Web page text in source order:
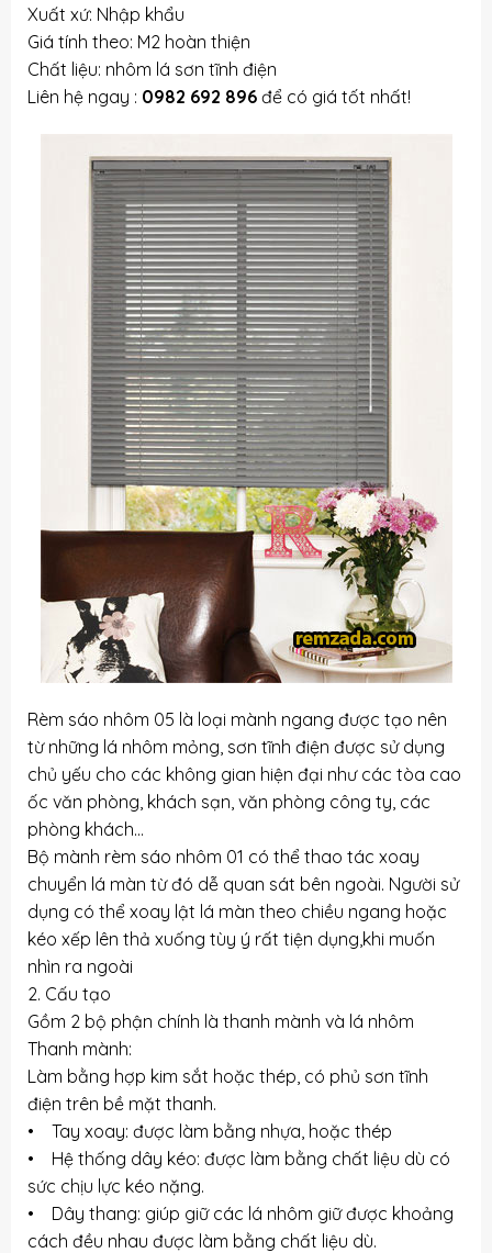
Xuất xứ: Nhập khẩu
Giá tính theo: M2 hoàn thiện
Chất liệu: nhôm lá sơn tĩnh điện
Liên hệ ngay : 0982 692 896để có giá tốt nhất!
Rèm sáo nhôm 05 là loại mành ngang được tạo nên
từ những lá nhôm mỏng, sơn tĩnh điện được sử dụng
chủ yếu cho các không gian hiện đại như các tòa cao
ốc văn phòng, khách sạn, văn phòng công ty, các
phòng khách…
Bộ mành rèm sáo nhôm 01 có thể thao tác xoay
chuyển lá màn từ đó dễ quan sát bên ngoài. Người sử
dụng có thể xoay lật lá màn theo chiều ngang hoặc
kéo xếp lên thả xuống tùy ý rất tiện dụng,khi muốn
nhìn ra ngoài
2. Cấu tạo
Gồm 2 bộ phận chính là thanh mành và lá nhôm
Thanh mành:
Làm bằng hợp kim sắt hoặc thép, có phủ sơn tĩnh
điện trên bề mặt thanh.
• Tay xoay: được làm bằng nhựa, hoặc thép
• Hệ thống dây kéo: được làm bằng chất liệu dù có
sức chịu lực kéo nặng.
• Dây thang: giúp giữ các lá nhôm giữ được khoảng
cách đều nhau được làm bằng chất liệu dù.